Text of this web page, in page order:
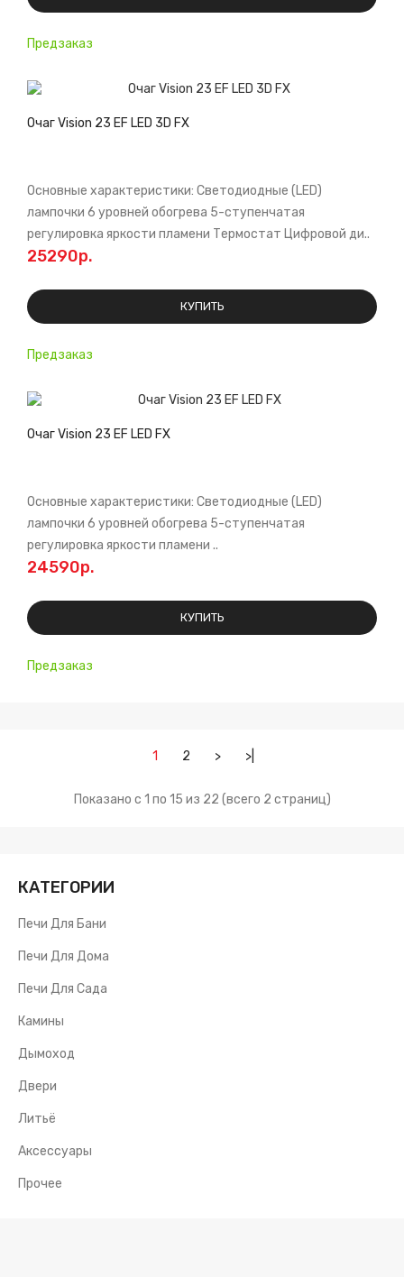
КАТЕГОРИИ
Печи Для Бани
Печи Для Дома
Печи Для Сада
Камины
Дымоход
Двери
Литьё
Аксессуары
Прочее
Предзаказ
Предзаказ
Очаг Vision 23 EF LED 3D FX
Основные характеристики: Светодиодные (LED)
лампочки 6 уровней обогрева 5-ступенчатая
регулировка яркости пламени Термостат Цифровой ди..
25290р.
КУПИТЬ
Предзаказ
Очаг Vision 23 EF LED FX
Основные характеристики: Светодиодные (LED)
лампочки 6 уровней обогрева 5-ступенчатая
регулировка яркости пламени ..
24590р.
КУПИТЬ
1 2 > >|
Показано с 1 по 15 из 22 (всего 2 страниц)